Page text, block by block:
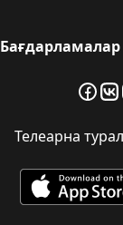
Бағдарламалар
Телеарна